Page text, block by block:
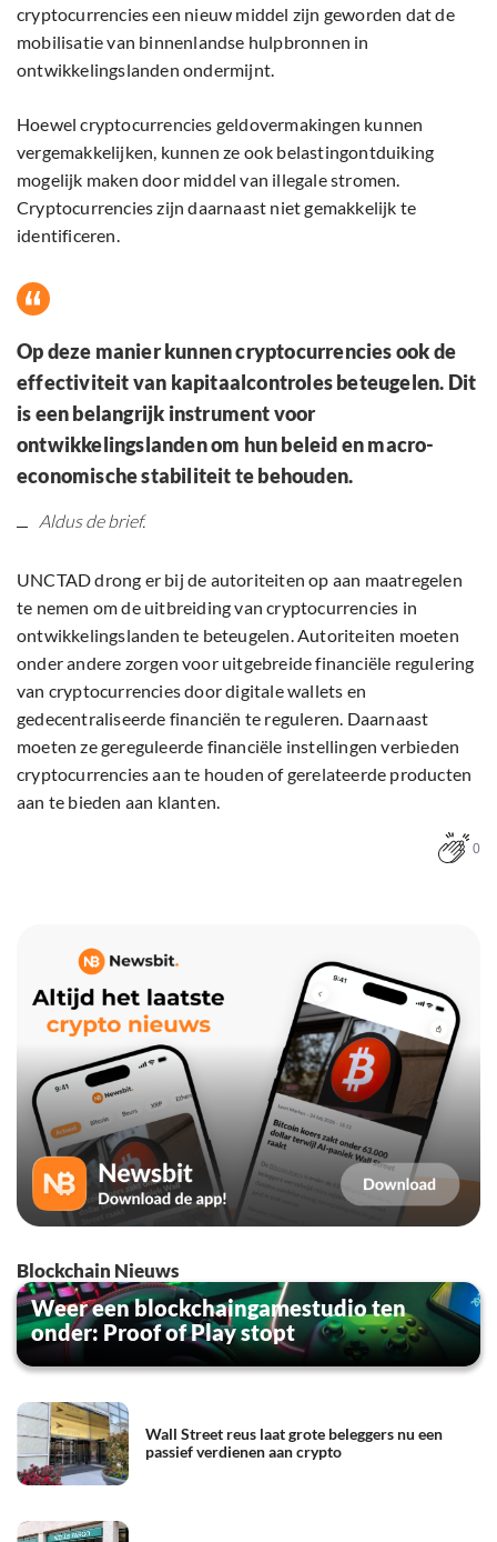
cryptocurrencies een nieuw middel zijn geworden dat de
mobilisatie van binnenlandse hulpbronnen in
ontwikkelingslanden ondermijnt.
Hoewel cryptocurrencies geldovermakingen kunnen
vergemakkelijken, kunnen ze ook belastingontduiking
mogelijk maken door middel van illegale stromen.
Cryptocurrencies zijn daarnaast niet gemakkelijk te
identificeren.
Op deze manier kunnen cryptocurrencies ook de
effectiviteit van kapitaalcontroles beteugelen. Dit
is een belangrijk instrument voor
ontwikkelingslanden om hun beleid en macro-
economische stabiliteit te behouden.
Aldus de brief.
UNCTAD drong er bij de autoriteiten op aan maatregelen
te nemen om de uitbreiding van cryptocurrencies in
ontwikkelingslanden te beteugelen. Autoriteiten moeten
onder andere zorgen voor uitgebreide financiële regulering
van cryptocurrencies door digitale wallets en
gedecentraliseerde financiën te reguleren. Daarnaast
moeten ze gereguleerde financiële instellingen verbieden
cryptocurrencies aan te houden of gerelateerde producten
aan te bieden aan klanten.
0
Blockchain Nieuws
Weer een blockchaingamestudio ten
onder: Proof of Play stopt
Wall Street reus laat grote beleggers nu een
passief verdienen aan crypto